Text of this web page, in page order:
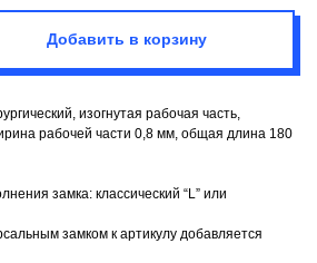
Добавить в корзину
изогнутая рабочая часть,
рабочей части 0,8 мм, общая длина 180
замка: классический “L” или
замком к артикулу добавляется